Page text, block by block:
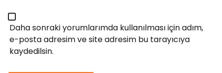
Daha sonraki yorumlarımda kullanılması için adım,
e-posta adresim ve site adresim bu tarayıcıya
kaydedilsin.